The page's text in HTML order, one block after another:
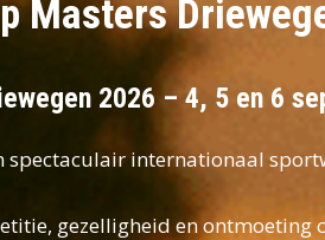
Masters
2026 – 4, 5 en 6
spectaculair internationaal
gezelligheid en